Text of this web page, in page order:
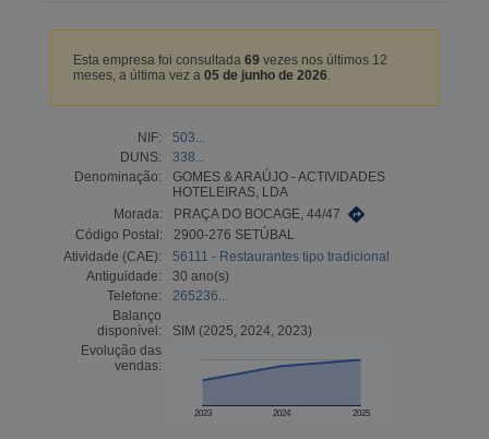
Esta empresa foi consultada 69 vezes nos últimos 12
meses, a última vez a 05 de junho de 2026.
NIF:
503...
DUNS:
338...
Denominação:
GOMES & ARAÚJO - ACTIVIDADES
HOTELEIRAS, LDA
Morada:
PRAÇA DO BOCAGE, 44/47
Código Postal:
2900-276 SETÚBAL
Atividade (CAE):
56111 - Restaurantes tipo tradicional
Antiguidade:
30 ano(s)
Telefone:
265236...
Balanço
disponível:
SIM (2025, 2024, 2023)
Evolução das
vendas:
2023 2024 2025